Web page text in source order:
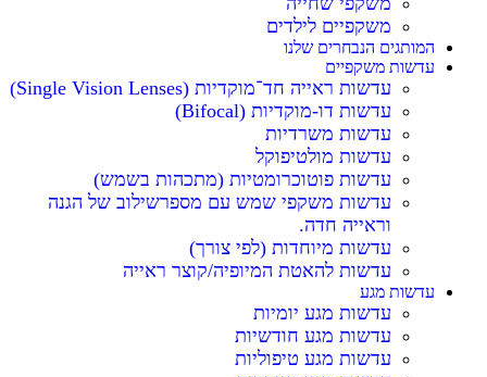
משקפיים לילדים
המותגים הנבחרים שלנו
עדשות משקפיים
עדשות ראייה חד־מוקדיות (Single Vision Lenses)
עדשות דו-מוקדיות (Bifocal)
עדשות משרדיות
עדשות מולטיפוקל
עדשות פוטוכרומטיות (מתכהות בשמש)
עדשות משקפי שמש עם מספרשילוב של הגנה
וראייה חדה.
עדשות מיוחדות (לפי צורך)
עדשות להאטת המיופיה/קוצר ראייה
עדשות מגע
עדשות מגע יומיות
עדשות מגע חודשיות
עדשות מגע טיפוליות